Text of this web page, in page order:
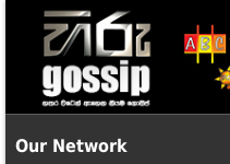
Our Network